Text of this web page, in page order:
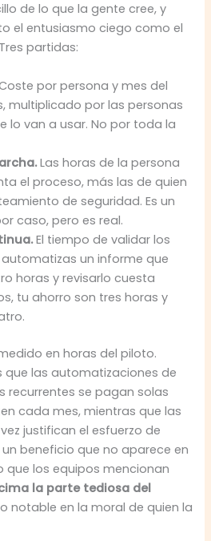
de lo que la gente cree, y
el entusiasmo ciego como el
partidas:
por persona y mes del
multiplicado por las personas
lo van a usar. No por toda la
Las horas de la persona
el proceso, más las de quien
de seguridad. Es un
caso, pero es real.
El tiempo de validar los
automatizas un informe que
horas y revisarlo cuesta
tu ahorro son tres horas y
en horas del piloto.
que las automatizaciones de
recurrentes se pagan solas
cada mes, mientras que las
justifican el esfuerzo de
beneficio que no aparece en
que los equipos mencionan
la parte tediosa del
notable en la moral de quien la